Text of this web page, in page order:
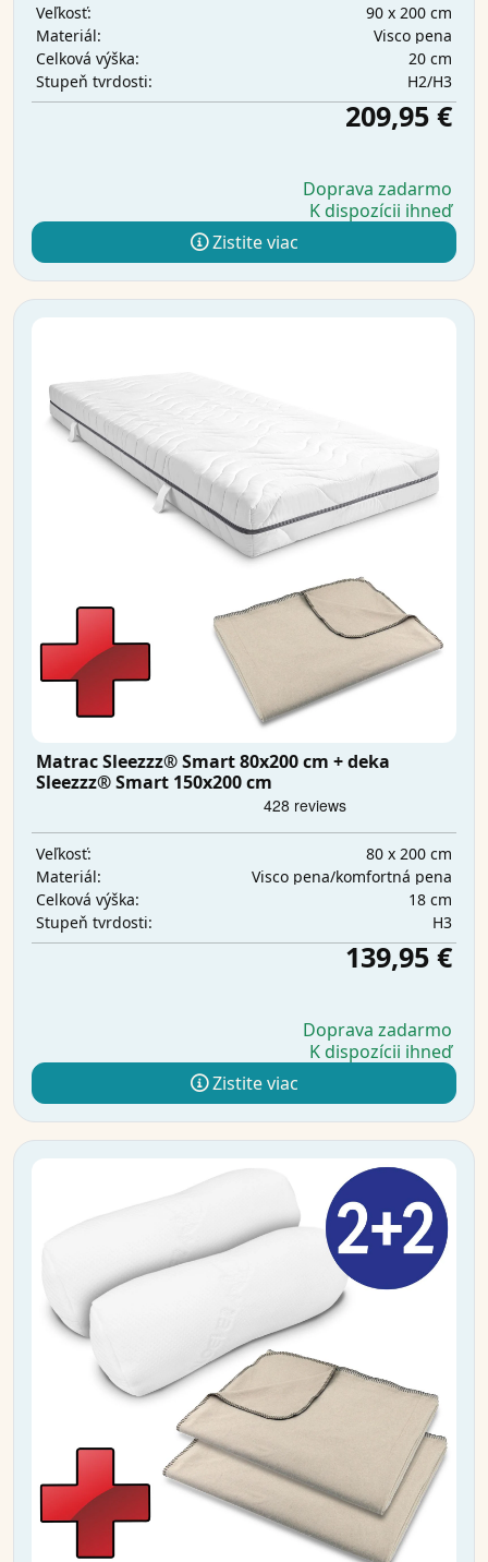
Veľkosť:
90 x 200 cm
Materiál:
Visco pena
Celková výška:
20 cm
Stupeň tvrdosti:
H2/H3
209,95 €
Doprava zadarmo
K dispozícii ihneď
Zistite viac
Matrac Sleezzz® Smart 80x200 cm + deka
Sleezzz® Smart 150x200 cm
Veľkosť:
80 x 200 cm
Materiál:
Visco pena/komfortná pena
Celková výška:
18 cm
Stupeň tvrdosti:
H3
139,95 €
Doprava zadarmo
K dispozícii ihneď
Zistite viac